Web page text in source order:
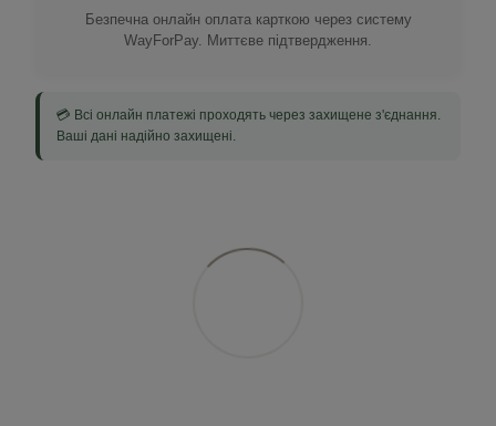
Безпечна онлайн оплата карткою через систему
WayForPay. Миттєве підтвердження.
💳 Всі онлайн платежі проходять через захищене з'єднання.
Ваші дані надійно захищені.